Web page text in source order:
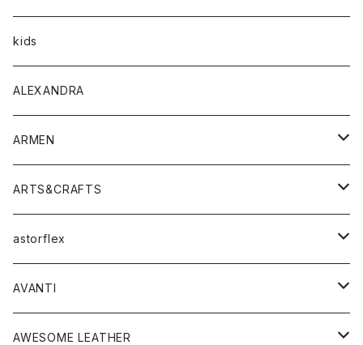
トップス
Tシャツ
シャツ
ボトムス
アウター
トップス
Tシャツ・カットソー
シャツ・ブラウス
ボトムス
パンツ
スカート
ワンピース・オールインワン
バッグ
シューズ
アクセサリー
kids
ALEXANDRA
ARMEN
アウター
コート
ジャケット
トップス
ベスト
シャツ
ワンピース
ボトム
ARTS&CRAFTS
アクセサリー
ウォレット
バッグ
astorflex
グッズ
靴
AVANTI
シャツ
AWESOME LEATHER